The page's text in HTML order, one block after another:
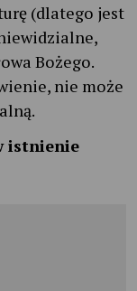
(dlatego jest
Bożego.
nie może
istnienie